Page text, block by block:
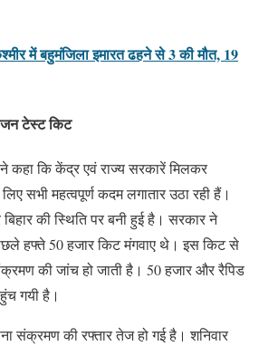
में बहुमंजिला इमारत ढहने से 3 की मौत, 19
टेस्‍ट किट
कहा कि केंद्र एवं राज्य सरकारें मिलकर
सभी महत्वपूर्ण कदम लगातार उठा रही हैं।
की स्थिति पर बनी हुई है। सरकार ने
हफ्ते 50 हजार किट मंगवाए थे। इस किट से
की जांच हो जाती है। 50 हजार और रैपिड
गयी है।
संक्रमण की रफ्तार तेज हो गई है। शनिवार